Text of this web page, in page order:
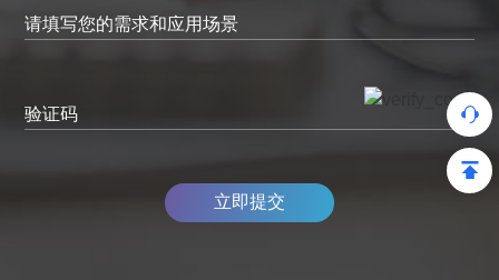
请填写您的需求和应用场景
验证码
立即提交